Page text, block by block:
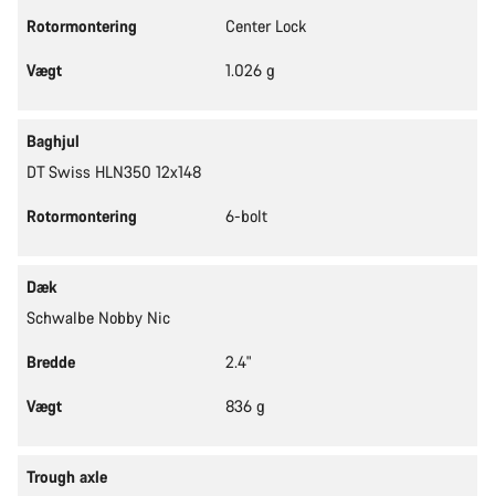
Rotormontering Center Lock
Vægt 1.026 g
Baghjul
DT Swiss HLN350 12x148
Rotormontering 6-bolt
Dæk
Schwalbe Nobby Nic
Bredde 2.4"
Vægt 836 g
Trough axle